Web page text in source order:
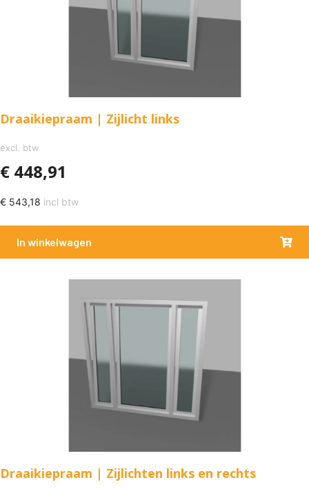
Draaikiepraam | Zijlicht links
excl. btw
€ 448,91
€ 543,18 incl btw
In winkelwagen
Draaikiepraam | Zijlichten links en rechts